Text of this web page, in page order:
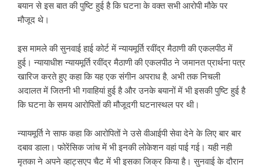
बयान से इस बात की पुष्टि हुई है कि घटना के वक्त सभी आरोपी मौके पर
मौजूद थे।
इस मामले की सुनवाई हाई कोर्ट में न्यायमूर्ति रवींद्र मैठाणी की एकलपीठ में
हुई। न्यायाधीश न्यायमूर्ति रवींद्र मैठाणी की एकलपीठ ने जमानत प्रार्थना पत्र
खारिज करते हुए कहा कि यह एक संगीन अपराध है, अभी तक निचली
अदालत में जितनी भी गवाहियां हुई है और उनके बयानों में भी इसकी पुष्टि हुई है
कि घटना के समय आरोपितों की मौजूदगी घटनास्थल पर थी।
न्यायमूर्ति ने साफ कहा कि आरोपितों ने उसे वीआईपी सेवा देने के लिए बार बार
दबाव डाला। फोरेंसिक जांच में भी इनकी लोकेशन वहां पाई गई। यही नही
मृतका ने अपने व्हाट्सएप चैट में भी इसका जिक्र किया है। सुनवाई के दौरान